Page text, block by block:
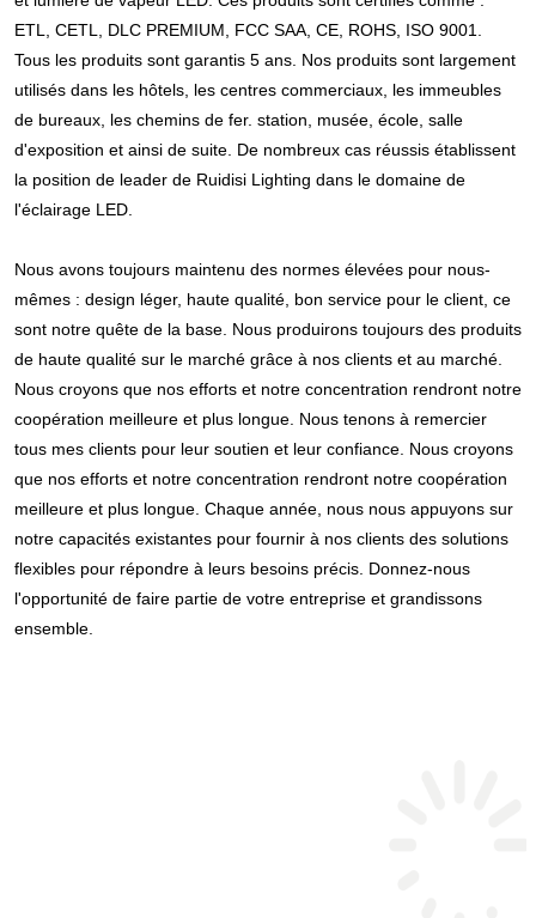
ETL, CETL, DLC PREMIUM, FCC SAA, CE, ROHS, ISO 9001.
Tous les produits sont garantis 5 ans. Nos produits sont largement
utilisés dans les hôtels, les centres commerciaux, les immeubles
de bureaux, les chemins de fer. station, musée, école, salle
d'exposition et ainsi de suite. De nombreux cas réussis établissent
la position de leader de Ruidisi Lighting dans le domaine de
l'éclairage LED.
Nous avons toujours maintenu des normes élevées pour nous-
mêmes : design léger, haute qualité, bon service pour le client, ce
sont notre quête de la base. Nous produirons toujours des produits
de haute qualité sur le marché grâce à nos clients et au marché.
Nous croyons que nos efforts et notre concentration rendront notre
coopération meilleure et plus longue. Nous tenons à remercier
tous mes clients pour leur soutien et leur confiance. Nous croyons
que nos efforts et notre concentration rendront notre coopération
meilleure et plus longue. Chaque année, nous nous appuyons sur
notre capacités existantes pour fournir à nos clients des solutions
flexibles pour répondre à leurs besoins précis. Donnez-nous
l'opportunité de faire partie de votre entreprise et grandissons
ensemble.